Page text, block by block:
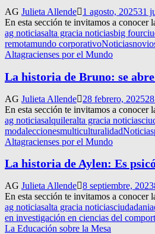
AG Julieta Allende 1 agosto, 202531
En esta sección te invitamos a conocer
ag noticiasalta gracia noticiasbig four
remotamundo corporativoNoticiasnovio
Altagracienses por el Mundo
La historia de Bruno: se
AG Julieta Allende 28 febrero, 2025
En esta sección te invitamos a
ag noticiasalquileralta gracia noticias
modaleccionesmulticulturalidadNoticias
Altagracienses por el Mundo
La historia de Aylen: Es
AG Julieta Allende 8 septiembre, 2023
En esta sección te invitamos a conocer
ag noticiasalta gracia noticiasciudadania
en investigación en ciencias del
La Educación sobre la Mesa